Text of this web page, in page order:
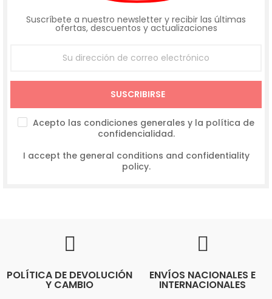
Suscríbete a nuestro newsletter y recibir las últimas
ofertas, descuentos y actualizaciones
SUSCRIBIRSE
Acepto las condiciones generales y la política de
confidencialidad.
I accept the general conditions and confidentiality
policy.
POLÍTICA DE DEVOLUCIÓN
Y CAMBIO
ENVÍOS NACIONALES E
INTERNACIONALES